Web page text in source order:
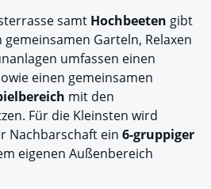
samt Hochbeeten gibt
Garteln, Relaxen
umfassen einen
einen gemeinsamen
mit den
Für die Kleinsten wird
Nachbarschaft ein 6-gruppiger
eigenen Außenbereich